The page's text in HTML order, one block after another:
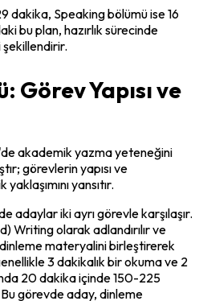
dakika, Speaking bölümü ise 16
bu plan, hazırlık sürecinde
Görev Yapısı ve
akademik yazma yeteneğini
görevlerin yapısı ve
yansıtır.
adaylar iki ayrı görevle karşılaşır.
Writing olarak adlandırılır ve
materyalini birleştirerek
3 dakikalık bir okuma ve 2
20 dakika içinde 150-225
görevde aday, dinleme